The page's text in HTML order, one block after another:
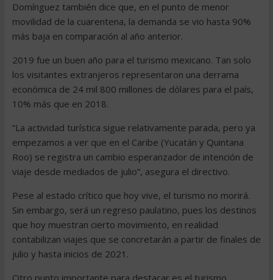
Domínguez también dice que, en el punto de menor
movilidad de la cuarentena, la demanda se vio hasta 90%
más baja en comparación al año anterior.
2019 fue un buen año para el turismo mexicano. Tan solo
los visitantes extranjeros representaron una derrama
económica de 24 mil 800 millones de dólares para el país,
10% más que en 2018.
“La actividad turística sigue relativamente parada, pero ya
empezamos a ver que en el Caribe (Yucatán y Quintana
Roo) se registra un cambio esperanzador de intención de
viaje desde mediados de julio”, asegura el directivo.
Pese al estado crítico que hoy vive, el turismo no morirá.
Sin embargo, será un regreso paulatino, pues los destinos
que hoy muestran cierto movimiento, en realidad
contabilizan viajes que se concretarán a partir de finales de
julio y hasta inicios de 2021.
Otro punto importante para destacar es el turismo